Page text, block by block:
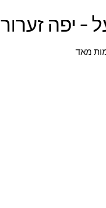
- יפה זערור